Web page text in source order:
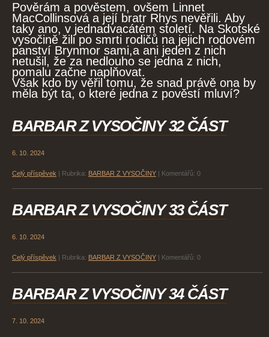
Pověrám a pověstem, ovšem Linnet
MacCollinsová a její bratr Rhys nevěřili. Aby
taky ano, v jednadvacátém století. Na Skotské
vysočině žili po smrti rodičů na jejich rodovém
panství Brynmor sami,a ani jeden z nich
netušil, že za nedlouho se jedna z nich,
pomalu začne naplňovat.
Však kdo by věřil tomu, že snad právě ona by
měla být ta, o které jedna z pověstí mluví?
BARBAR Z VYSOČINY 32 ČÁST
6. 10. 2024
Celý příspěvek Rubrika: BARBAR Z VYSOČINY Komentářů: 0
BARBAR Z VYSOČINY 33 ČÁST
6. 10. 2024
Celý příspěvek Rubrika: BARBAR Z VYSOČINY Komentářů: 0
BARBAR Z VYSOČINY 34 ČÁST
7. 10. 2024